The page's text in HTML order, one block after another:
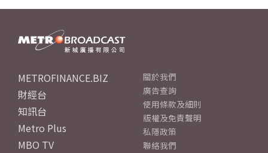
METROFINANCE.BIZ
財經台
知訊台
Metro Plus
MBO TV
關於我們
廣告查詢
使用條款及細則
版權及免責聲明
私隱政策
聯絡我們